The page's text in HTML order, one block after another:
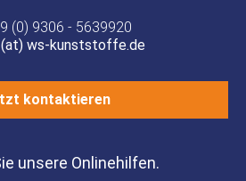
(0) 9306 - 5639920
ws-kunststoffe.de
kontaktieren
unsere Onlinehilfen.